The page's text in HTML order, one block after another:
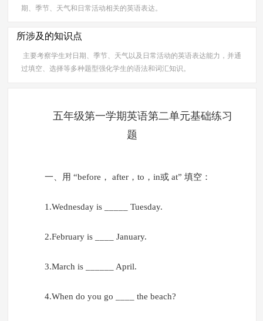
期、季节、天气和日常活动相关的英语表达。
所涉及的知识点
主要考察学生对日期、季节、天气以及日常活动的英语表达能力，并通
过填空、选择等多种题型强化学生的语法和词汇知识。
五年级第一学期英语第二单元基础练习
题
一、用 “before， after，to，in或 at” 填空：
1.Wednesday is _____ Tuesday.
2.February is ____ January.
3.March is ______ April.
4.When do you go ____ the beach?